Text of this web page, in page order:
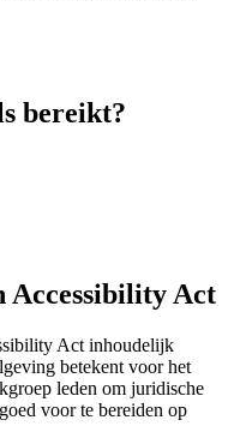
bereikt?
Accessibility Act
Act inhoudelijk
betekent voor het
leden om juridische
voor te bereiden op